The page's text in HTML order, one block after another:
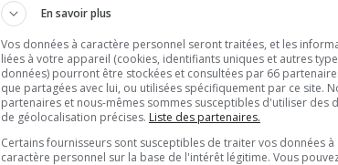
En savoir plus
Vos données à caractère personnel seront traitées, et les
liées à votre appareil (cookies, identifiants uniques et autres
données) pourront être stockées et consultées par 66
que partagées avec lui, ou utilisées spécifiquement par ce site.
partenaires et nous-mêmes sommes susceptibles d'utiliser des
de géolocalisation précises. Liste des partenaires.
Certains fournisseurs sont susceptibles de traiter vos données à
caractère personnel sur la base de l'intérêt légitime. Vous